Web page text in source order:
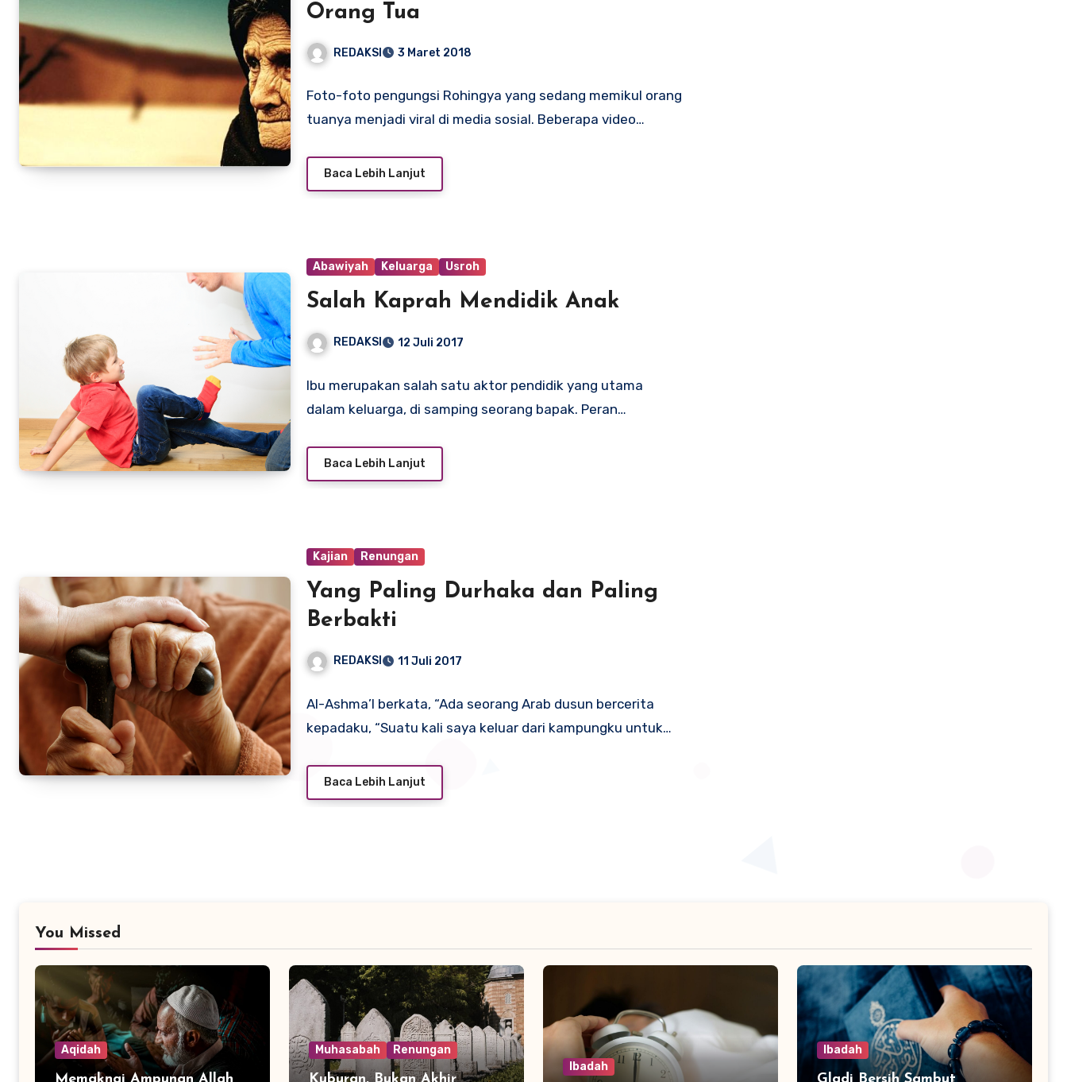
Orang Tua
REDAKSI 3 Maret 2018
Foto-foto pengungsi Rohingya yang sedang memikul orang
tuanya menjadi viral di media sosial. Beberapa video…
Baca Lebih Lanjut
Abawiyah Keluarga Usroh
Salah Kaprah Mendidik Anak
REDAKSI 12 Juli 2017
Ibu merupakan salah satu aktor pendidik yang utama
dalam keluarga, di samping seorang bapak. Peran…
Baca Lebih Lanjut
Kajian Renungan
Yang Paling Durhaka dan Paling
Berbakti
REDAKSI 11 Juli 2017
Al-Ashma’I berkata, “Ada seorang Arab dusun bercerita
kepadaku, “Suatu kali saya keluar dari kampungku untuk…
Baca Lebih Lanjut
You Missed
Aqidah Muhasabah Renungan
Ibadah
Ibadah